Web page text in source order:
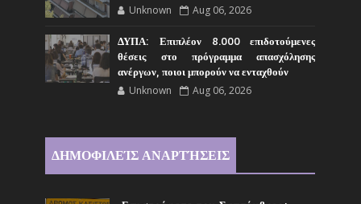
Unknown Aug 06, 2026
ΔΥΠΑ: Επιπλέον 8.000 επιδοτούμενες
θέσεις στο πρόγραμμα απασχόλησης
ανέργων, ποιοι μπορούν να ενταχθούν
Unknown Aug 06, 2026
ΔΗΜΟΦΙΛΕΊΣ ΑΝΑΡΤΉΣΕΙΣ